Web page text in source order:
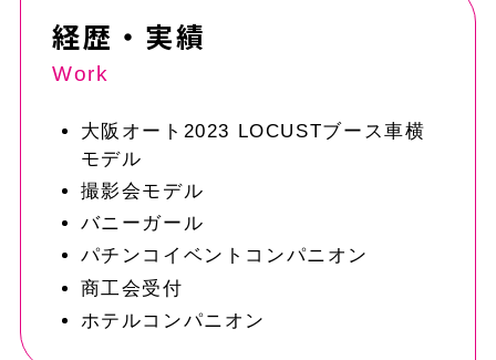
経歴・実績
Work
大阪オート2023 LOCUSTブース車横
モデル
撮影会モデル
バニーガール
パチンコイベントコンパニオン
商工会受付
ホテルコンパニオン